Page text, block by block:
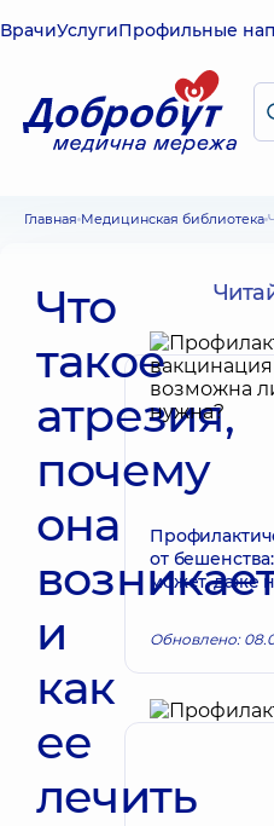
ВрачиУслугиПрофильные
Главная Медицинская библиотека
Что
такое
атрезия,
почему
она
и
как
ее
лечить
от
может, даже
Обновлено: